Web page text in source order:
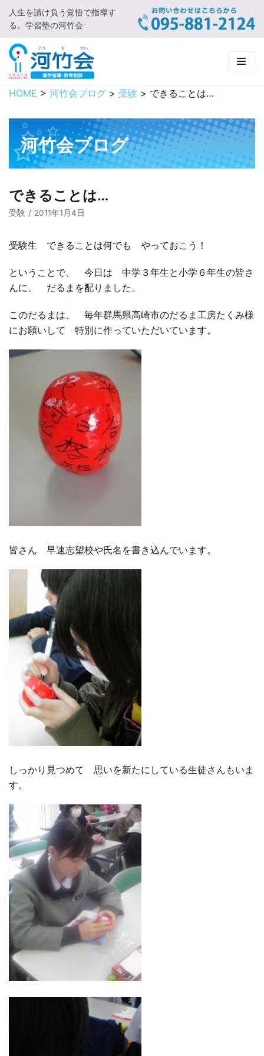
コ
ン
テ
ン
ツ
に
キ
プ
人生を請け負う覚悟で指導す
る。学習塾の河竹会
HOME
新着情報
□ お知らせ
河竹会について
□ 河竹会について
□ 小学部
□ 有料体験指導
実 績
HOME > 河竹会ブログ > 受験 > できることは…
河竹会ブログ
できることは…
受験 2011年1月4日
受験生 できることは何でも やっておこう！
ということで、 今日は 中学３年生と小学６年生の皆さ
んに、 だるまを配りました。
このだるまは、 毎年群馬県高崎市のだるま工房たくみ様
にお願いして 特別に作っていただいています。
皆さん 早速志望校や氏名を書き込んでいます。
しっかり見つめて 思いを新たにしている生徒さんもいま
す。